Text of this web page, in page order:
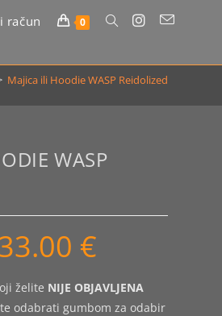
račun 0 Uključi/isključi
pretragu
web-
Majica ili Hoodie WASP Reidolized
WASP
€
do
33.00 €
želite NIJE OBJAVLJENA
odabrati gumbom za odabir